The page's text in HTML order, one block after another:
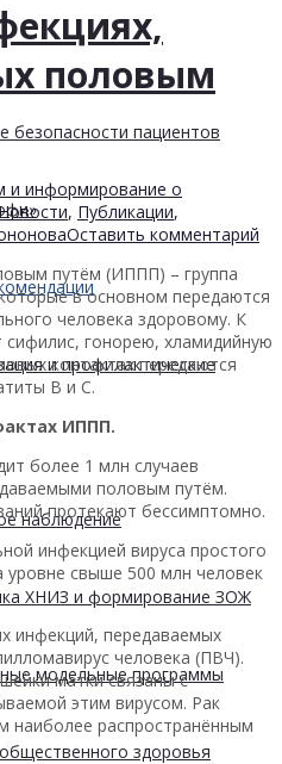
безопасности пациентов
и профилактические
наблюдение
ХНИЗ и формирование ЗОЖ
модельные программы
здоровья
половым
информирование о
, Публикации,
Оставить комментарий
путём (ИППП) – группа
в основном передаются
человека здоровому. К
гонорею, хламидийную
контактах передаются
В и С.
ИППП.
более 1 млн случаев
половым путём.
протекают бессимптомно.
инфекцией вируса простого
уровне свыше 500 млн человек
инфекций, передаваемых
человека (ПВЧ).
матки связаны с
этим вирусом. Рак
наиболее распространённым